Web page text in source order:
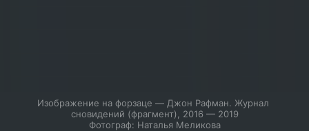
Изображение на форзаце — Джон Рафман. Журнал
сновидений (фрагмент), 2016 — 2019
Фотограф: Наталья Меликова